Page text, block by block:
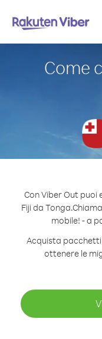
Come
Con Viber Out
Fiji da Tonga.
mobile! - a
Acquista
ottenere le